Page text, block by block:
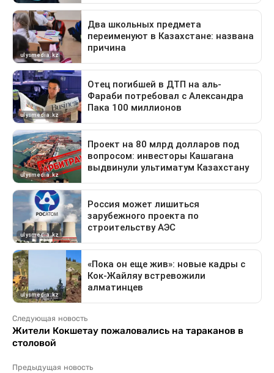
Следующая новость
Жители Кокшетау пожаловались на тараканов в
столовой
Предыдущая новость